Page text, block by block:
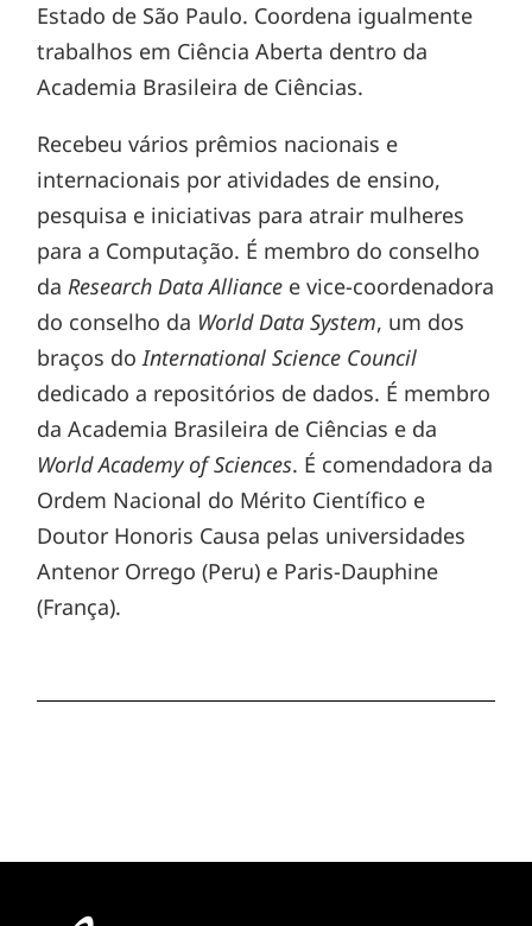
Estado de São Paulo. Coordena igualmente
trabalhos em Ciência Aberta dentro da
Academia Brasileira de Ciências.
Recebeu vários prêmios nacionais e
internacionais por atividades de ensino,
pesquisa e iniciativas para atrair mulheres
para a Computação. É membro do conselho
daResearch Data Alliance e vice-coordenadora
do conselho da World Data System, um dos
braços do International Science Council
dedicado a repositórios de dados. É membro
da Academia Brasileira de Ciências e da
World Academy of Sciences. É comendadora da
Ordem Nacional do Mérito Científico e
Doutor Honoris Causa pelas universidades
Antenor Orrego (Peru) e Paris-Dauphine
(França).